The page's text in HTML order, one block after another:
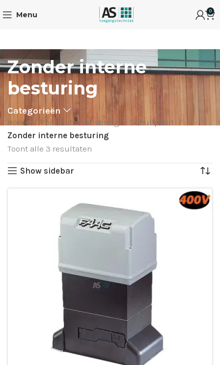
Menu 0
Zonder interne
besturing
Categorieën
Home Poortautomatisering
Schuifpoort
Zonder interne besturing
Toont alle 3 resultaten
Show sidebar